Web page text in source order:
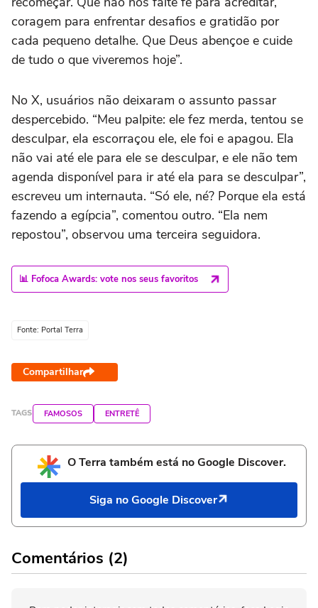
coragem para enfrentar desafios e gratidão por
cada pequeno detalhe. Que Deus abençoe e cuide
de tudo o que viveremos hoje”.
No X, usuários não deixaram o assunto passar
despercebido. “Meu palpite: ele fez merda, tentou se
desculpar, ela escorraçou ele, ele foi e apagou. Ela
não vai até ele para ele se desculpar, e ele não tem
agenda disponível para ir até ela para se desculpar”,
escreveu um internauta. “Só ele, né? Porque ela está
fazendo a egípcia”, comentou outro. “Ela nem
repostou”, observou uma terceira seguidora.
📊 Fofoca Awards: vote nos seus favoritos
Fonte: Portal Terra
Compartilhar
TAGS FAMOSOS ENTRETÊ
O Terra também está no Google Discover.
Siga no Google Discover
Comentários (2)